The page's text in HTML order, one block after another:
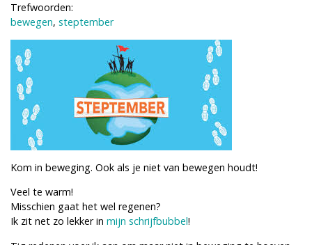
Trefwoorden:
bewegen, steptember
Kom in beweging. Ook als je niet van bewegen houdt!
Veel te warm!
Misschien gaat het wel regenen?
Ik zit net zo lekker in mijn schrijfbubbel!